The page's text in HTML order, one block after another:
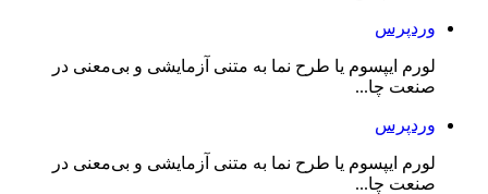
وردپرس
لورم ایپسوم یا طرح‌ نما به متنی آزمایشی و بی‌معنی در
صنعت چا...
وردپرس
لورم ایپسوم یا طرح‌ نما به متنی آزمایشی و بی‌معنی در
صنعت چا...